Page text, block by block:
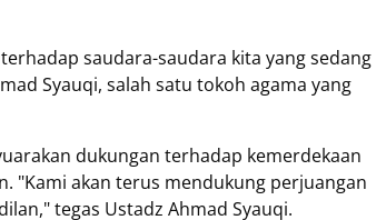
saudara-saudara kita yang sedang
Syauqi, salah satu tokoh agama yang
dukungan terhadap kemerdekaan
"Kami akan terus mendukung perjuangan
tegas Ustadz Ahmad Syauqi.